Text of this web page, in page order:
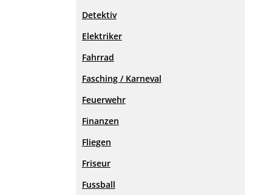
Detektiv
Elektriker
Fahrrad
Fasching / Karneval
Feuerwehr
Finanzen
Fliegen
Friseur
Fussball